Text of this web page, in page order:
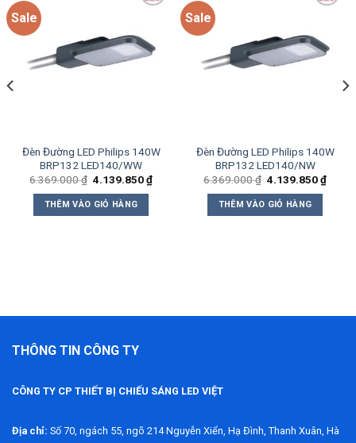
Sale
Add to
wishlist
Đèn Đường LED Philips 140W
BRP132 LED140/WW
6.369.000₫ Giá
là:
6.369.000 ₫.
4.139.850₫Giá
4.139.850 ₫.
THÊM VÀO GIỎ HÀNG
Sale
Add to
wishlist
Đèn Đường LED Philips 140W
BRP132 LED140/NW
6.369.000₫ Giá
là:
6.369.000 ₫.
4.139.850₫Giá
THÊM VÀO GIỎ HÀNG
THÔNG TIN CÔNG TY
CÔNG TY CP THIẾT BỊ CHIẾU SÁNG LED VIỆT
Địa chỉ: Số 70, ngách 55, ngõ 214 Nguyễn Xiển, Hạ Đình, Thanh Xuân, Hà